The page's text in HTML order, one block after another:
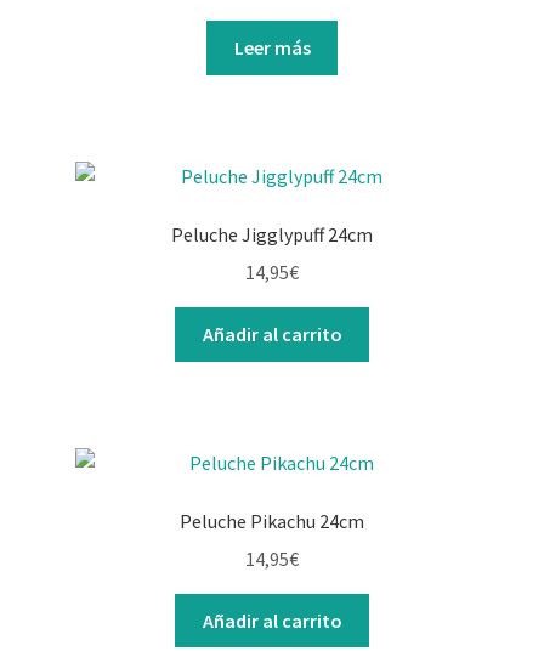
Leer más
Peluche Jigglypuff 24cm
14,95€
Añadir al carrito
Peluche Pikachu 24cm
14,95€
Añadir al carrito